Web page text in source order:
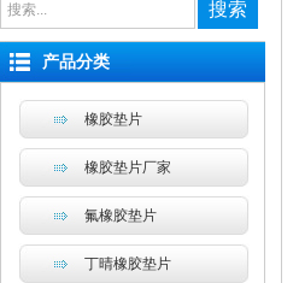
搜索
产品分类
橡胶垫片
橡胶垫片厂家
氟橡胶垫片
丁晴橡胶垫片